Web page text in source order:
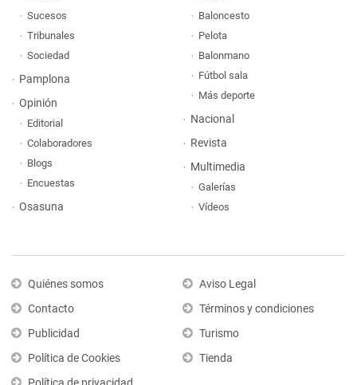
Sucesos
Tribunales
Sociedad
Pamplona
Opinión
Editorial
Colaboradores
Blogs
Encuestas
Osasuna
Baloncesto
Pelota
Balonmano
Fútbol sala
Más deporte
Nacional
Revista
Multimedia
Galerías
Vídeos
Quiénes somos
Contacto
Publicidad
Política de Cookies
Aviso Legal
Términos y condiciones
Turismo
Tienda